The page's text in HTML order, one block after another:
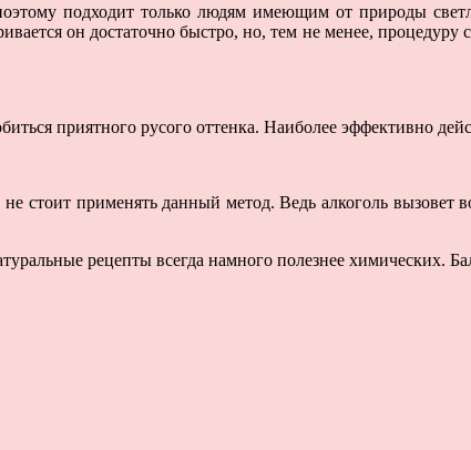
подходит только людям имеющим от природы
он достаточно быстро, но, тем не менее, процедуру
приятного русого оттенка. Наиболее эффективно
стоит применять данный метод. Ведь алкоголь вызовет
рецепты всегда намного полезнее химических.